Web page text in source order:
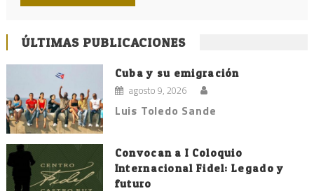
ÚLTIMAS PUBLICACIONES
Cuba y su emigración
agosto 9, 2026
Luis Toledo Sande
Convocan a I Coloquio
Internacional Fidel: Legado y
futuro